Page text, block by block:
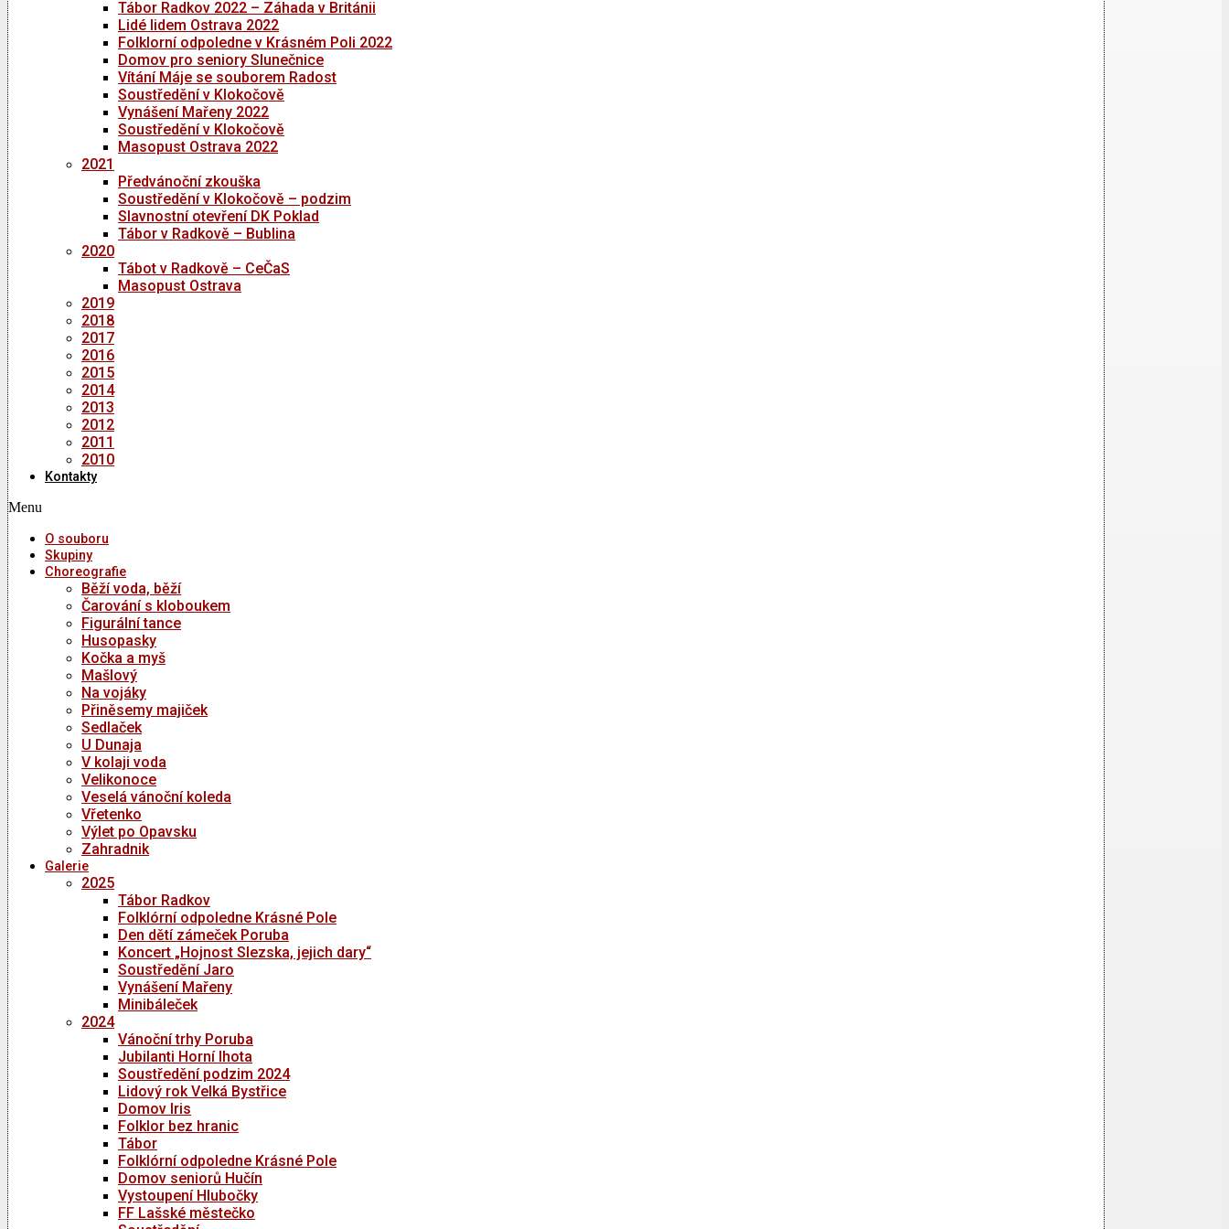
Tábor Radkov 2022 – Záhada v Británii
Lidé lidem Ostrava 2022
Folklorní odpoledne v Krásném Poli 2022
Domov pro seniory Slunečnice
Vítání Máje se souborem Radost
Soustředění v Klokočově
Vynášení Mařeny 2022
Soustředění v Klokočově
Masopust Ostrava 2022
2021
Předvánoční zkouška
Soustředění v Klokočově – podzim
Slavnostní otevření DK Poklad
Tábor v Radkově – Bublina
2020
Tábot v Radkově – CeČaS
Masopust Ostrava
2019
2018
2017
2016
2015
2014
2013
2012
2011
2010
Kontakty
Menu
O souboru
Skupiny
Choreografie
Běží voda, běží
Čarování s kloboukem
Figurální tance
Husopasky
Kočka a myš
Mašlový
Na vojáky
Přiněsemy majiček
Sedlaček
U Dunaja
V kolaji voda
Velikonoce
Veselá vánoční koleda
Vřetenko
Výlet po Opavsku
Zahradnik
Galerie
2025
Tábor Radkov
Folklórní odpoledne Krásné Pole
Den dětí zámeček Poruba
Koncert „Hojnost Slezska, jejich dary“
Soustředění Jaro
Vynášení Mařeny
Minibáleček
2024
Vánoční trhy Poruba
Jubilanti Horní lhota
Soustředění podzim 2024
Lidový rok Velká Bystřice
Domov Iris
Folklor bez hranic
Tábor
Folklórní odpoledne Krásné Pole
Domov seniorů Hučín
Vystoupení Hlubočky
FF Lašské městečko